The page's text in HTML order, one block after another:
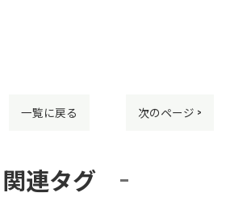
一覧に戻る 次のページ >
関連タグ